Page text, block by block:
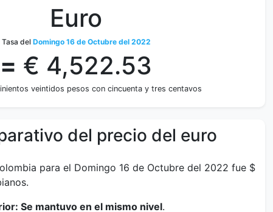
Euro
Tasa del Domingo 16 de Octubre del 2022
= € 4,522.53
veintidos pesos con cincuenta y tres centavos
del precio del euro
para el Domingo 16 de Octubre del 2022 fue $
Se mantuvo en el mismo nivel.